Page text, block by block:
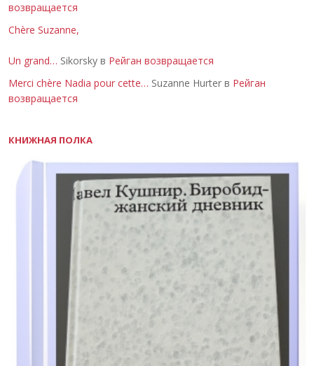
возвращается
Chère Suzanne,
Un grand… Sikorsky в Рейган возвращается
Merci chère Nadia pour cette… Suzanne Hurter в Рейган
возвращается
КНИЖНАЯ ПОЛКА